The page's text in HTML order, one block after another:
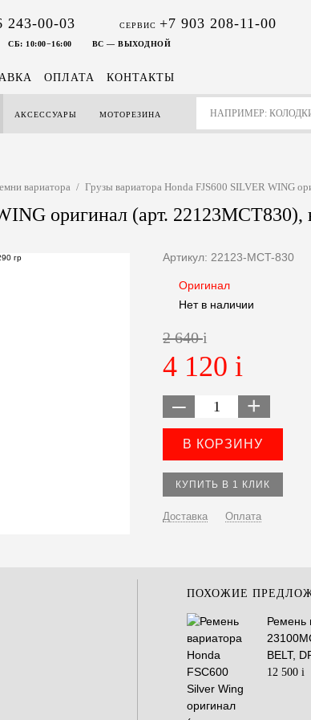
243-00-03 СЕРВИС +7 903 208-11-00
СБ: 10:00−16:00 ВС — ВЫХОДНОЙ
ОПЛАТА КОНТАКТЫ
АКСЕССУАРЫ МОТОРЕЗИНА
вариатора / Грузы вариатора Honda FJS600 SILVER WING
оригинал (арт. 22123MCT830),
Артикул: 22123-MCT-830
Оригинал
Нет в наличии
2 640
4 120
– +
Доставка Оплата
ПОХОЖИЕ
Ремень
BELT,
12 500